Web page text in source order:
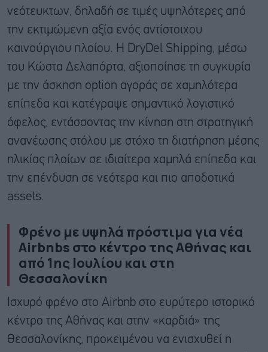
νεότευκτων, δηλαδή σε τιμές υψηλότερες από
την εκτιμώμενη αξία ενός αντίστοιχου
καινούργιου πλοίου. Η DryDel Shipping, μέσω
του Κώστα Δελαπόρτα, αξιοποίησε τη συγκυρία
με την άσκηση option αγοράς σε χαμηλότερα
επίπεδα και κατέγραψε σημαντικό λογιστικό
όφελος, εντάσσοντας την κίνηση στη στρατηγική
ανανέωσης στόλου με στόχο τη διατήρηση μέσης
ηλικίας πλοίων σε ιδιαίτερα χαμηλά επίπεδα και
την επένδυση σε νεότερα και πιο αποδοτικά
assets.
Φρένο με υψηλά πρόστιμα για νέα
Airbnbs στο κέντρο της Αθήνας και
από 1ης Ιουλίου και στη
Θεσσαλονίκη
Ισχυρό φρένο στο Airbnb στο ευρύτερο ιστορικό
κέντρο της Αθήνας και στην «καρδιά» της
Θεσσαλονίκης, προκειμένου να ενισχυθεί η